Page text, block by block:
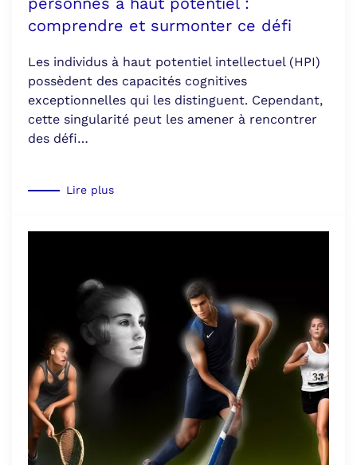
comprendre et surmonter ce défi
Les individus à haut potentiel intellectuel (HPI)
possèdent des capacités cognitives
exceptionnelles qui les distinguent. Cependant,
cette singularité peut les amener à rencontrer
des défi…
Lire plus